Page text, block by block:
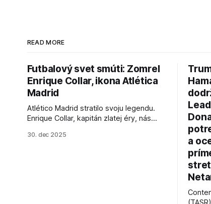
READ MORE
Futbalový svet smúti: Zomrel
Enrique Collar, ikona Atlética
Madrid
Atlético Madrid stratilo svoju legendu.
Enrique Collar, kapitán zlatej éry, nás
jeho úspechy a odkaz.
30. dec 2025
a